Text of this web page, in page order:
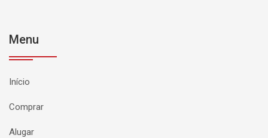
Menu
Início
Comprar
Alugar